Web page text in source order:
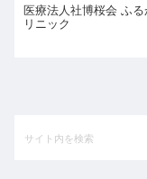
医療法人社博桜会 ふ
リニック